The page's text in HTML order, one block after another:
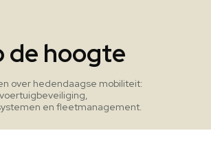
de hoogte
over hedendaagse mobiliteit:
en fleetmanagement.